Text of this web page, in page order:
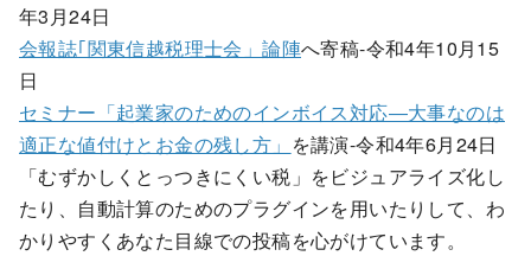
年3月24日
会報誌｢関東信越税理士会」論陣へ寄稿-令和4年10月15
日
セミナー「起業家のためのインボイス対応―大事なのは
適正な値付けとお金の残し方」 を講演-令和4年6月24日
「むずかしくとっつきにくい税」をビジュアライズ化し
たり、自動計算のためのプラグインを用いたりして、わ
かりやすくあなた目線での投稿を心がけています。